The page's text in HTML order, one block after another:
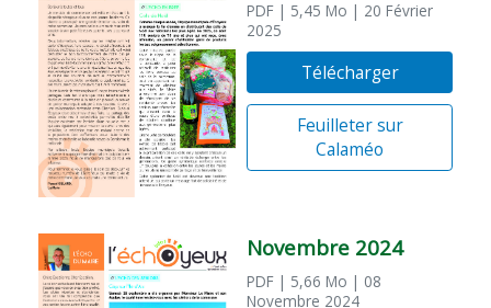
PDF | 5,45 Mo | 20 Février
2025
Télécharger
Feuilleter sur
Calaméo
Novembre 2024
PDF | 5,66 Mo | 08
Novembre 2024